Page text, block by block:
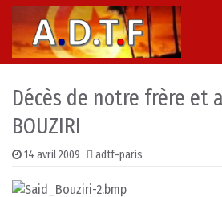
Skip to content
Main Navigation
Décès de notre frère et
BOUZIRI
14 avril 2009 adtf-paris